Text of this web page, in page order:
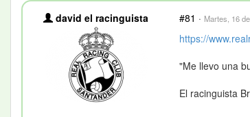
david el racinguista #81 · Martes, 16
https://
"Me llevo una
El racinguista